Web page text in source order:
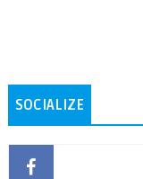
SOCIALIZE